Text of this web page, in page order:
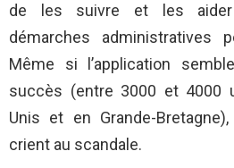
de les suivre et les
démarches administratives
Même si l’application
succès (entre 3000 et 4000
Unis et en Grande-
crient au scandale.